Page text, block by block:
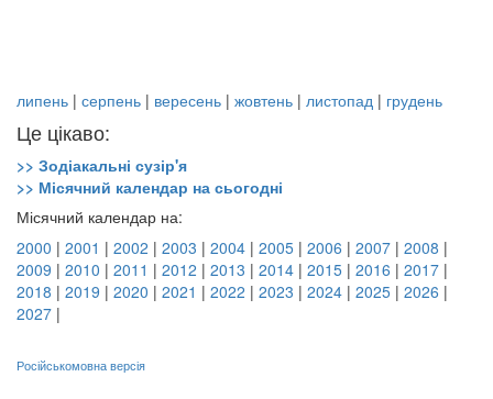
липень | серпень | вересень | жовтень | листопад | грудень
Це цікаво:
>> Зодіакальні сузір'я
>> Місячний календар на сьогодні
Місячний календар на:
2000 | 2001 | 2002 | 2003 | 2004 | 2005 | 2006 | 2007 | 2008 |
2009 | 2010 | 2011 | 2012 | 2013 | 2014 | 2015 | 2016 | 2017 |
2018 | 2019 | 2020 | 2021 | 2022 | 2023 | 2024 | 2025 | 2026 |
2027 |
Російськомовна версія